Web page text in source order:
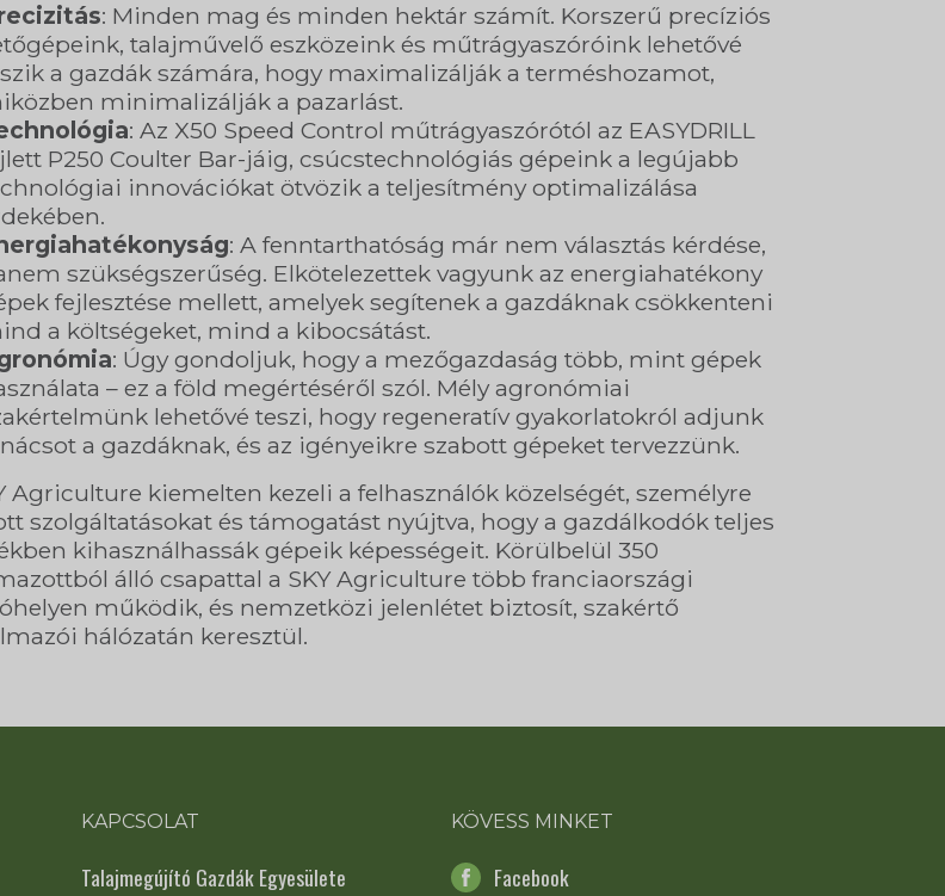
: Minden mag és minden hektár számít. Korszerű precíziós
talajművelő eszközeink és műtrágyaszóróink lehetővé
a gazdák számára, hogy maximalizálják a terméshozamot,
minimalizálják a pazarlást.
: Az X50 Speed Control műtrágyaszórótól az EASYDRILL
P250 Coulter Bar-jáig, csúcstechnológiás gépeink a legújabb
innovációkat ötvözik a teljesítmény optimalizálása
: A fenntarthatóság már nem választás kérdése,
szükségszerűség. Elkötelezettek vagyunk az energiahatékony
fejlesztése mellett, amelyek segítenek a gazdáknak csökkenteni
a költségeket, mind a kibocsátást.
: Úgy gondoljuk, hogy a mezőgazdaság több, mint gépek
– ez a föld megértéséről szól. Mély agronómiai
lehetővé teszi, hogy regeneratív gyakorlatokról adjunk
a gazdáknak, és az igényeikre szabott gépeket tervezzünk.
Agriculture kiemelten kezeli a felhasználók közelségét, személyre
szolgáltatásokat és támogatást nyújtva, hogy a gazdálkodók teljes
kihasználhassák gépeik képességeit. Körülbelül 350
álló csapattal a SKY Agriculture több franciaországi
működik, és nemzetközi jelenlétet biztosít, szakértő
hálózatán keresztül.
KAPCSOLAT
Talajmegújító Gazdák Egyesülete
KÖVESS MINKET
Facebook